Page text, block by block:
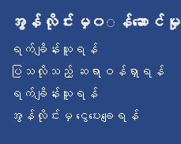
အွန်လိုင်းမှ၀◌န်ဆောင်မှု
ရက်ချိန်းယူရန်
ပြသလိုသည့် ဆရာဝန်ရှာရန်
ရက်ချိန်းယူရန်
အွန်လိုင်းမှ ငွေပေးချေရန်